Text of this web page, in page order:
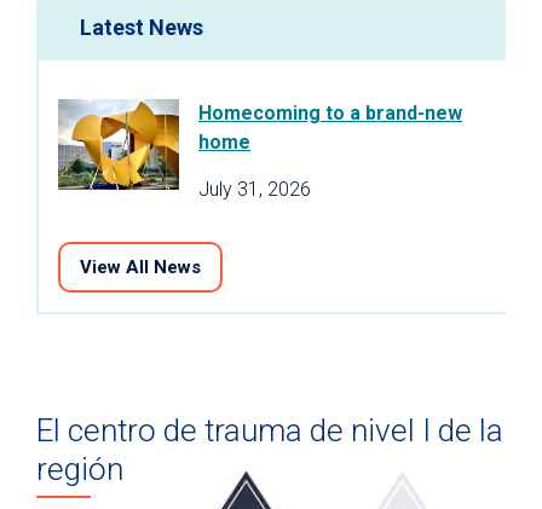
Latest News
Homecoming to a brand-new
home
July 31, 2026
View All News
El centro de trauma de nivel I de la
región